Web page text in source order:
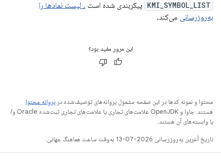
KMI_SYMBOL_LIST پیکربندی شده است ، لیست نمادها را
به‌روزرسانی می‌کند.
این مرور مفید بود؟
محتوا و نمونه کدها در این صفحه مشمول پروانه‌های توصیف‌شده در پروانه محتوا
هستند. جاوا و OpenJDK علامت‌های تجاری یا علامت‌های تجاری ثبت‌شده Oracle و/
یا وابسته‌های آن هستند.
تاریخ آخرین به‌روزرسانی 2026-07-13 به‌وقت ساعت هماهنگ جهانی.